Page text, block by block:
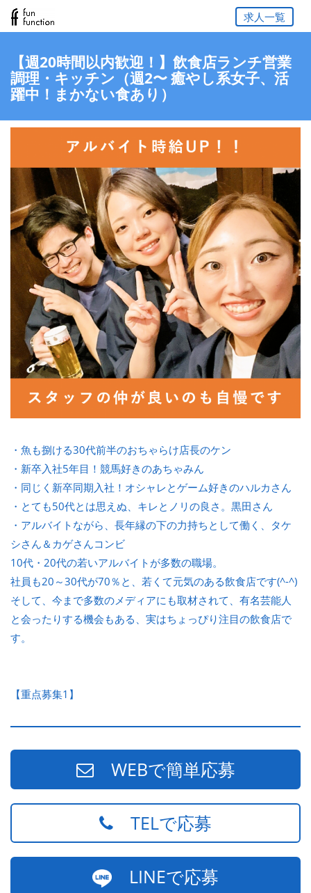
求人一覧
【週20時間以内歓迎！】飲食店ランチ営業
調理・キッチン（週2〜 癒やし系女子、活
躍中！まかない食あり）
・魚も捌ける30代前半のおちゃらけ店長のケン
・新卒入社5年目！競馬好きのあちゃみん
・同じく新卒同期入社！オシャレとゲーム好きのハルカさん
・とても50代とは思えぬ、キレとノリの良さ。黒田さん
・アルバイトながら、長年縁の下の力持ちとして働く、タケ
シさん＆カゲさんコンビ
10代・20代の若いアルバイトが多数の職場。
社員も20～30代が70％と、若くて元気のある飲食店です(^-^)
そして、今まで多数のメディアにも取材されて、有名芸能人
と会ったりする機会もある、実はちょっぴり注目の飲食店で
す。
【重点募集1】
WEBで簡単応募
TELで応募
LINEで応募